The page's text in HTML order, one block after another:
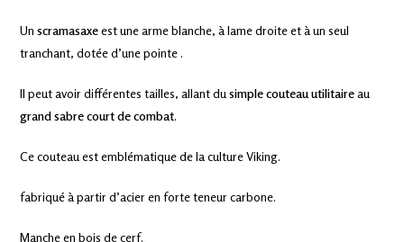
Unscramasaxeest une arme blanche, à lame droite et à un seul
tranchant, dotée d’une pointe .
Il peut avoir différentes tailles, allant dusimple couteau utilitaireau
grand sabre court de combat.
Ce couteau est emblématique de la culture Viking.
fabriqué à partir d’acier en forte teneur carbone.
Manche en bois de cerf.